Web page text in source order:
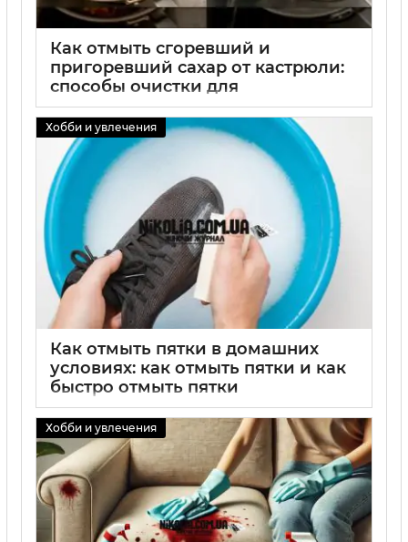
Как отмыть сгоревший и
пригоревший сахар от кастрюли:
способы очистки для
эмалированной и обычной
кастрюли
01 09 2025
Хобби и увлечения
Как отмыть пятки в домашних
условиях: как отмыть пятки и как
быстро отмыть пятки
Хобби и увлечения